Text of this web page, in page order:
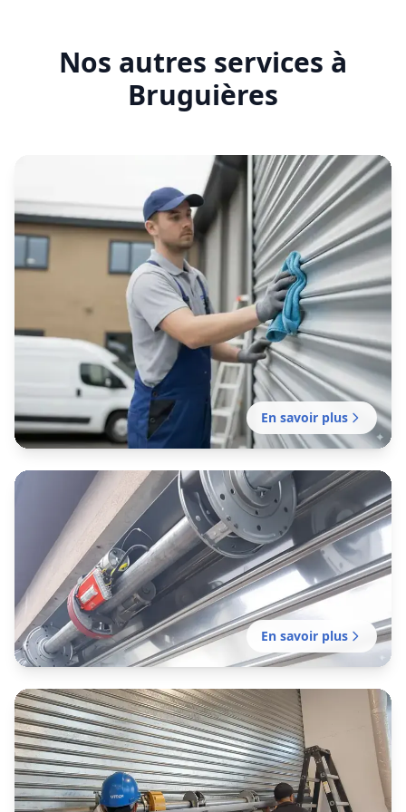
Entretien rideau métallique
Bruguières
Contrat d'entretien préventif réalisé par notre
établissement local pour garantir le bon
fonctionnement de vos fermetures métalliques.
En savoir plus
Motorisation rideau métallique
Bruguières
Motorisation de votre rideau manuel existant
réalisée par notre établissement local pour
plus de confort et de sécurité.
En savoir plus
Installation rideau métallique
Bruguières
Installation professionnelle de fermeture en
En savoir plus